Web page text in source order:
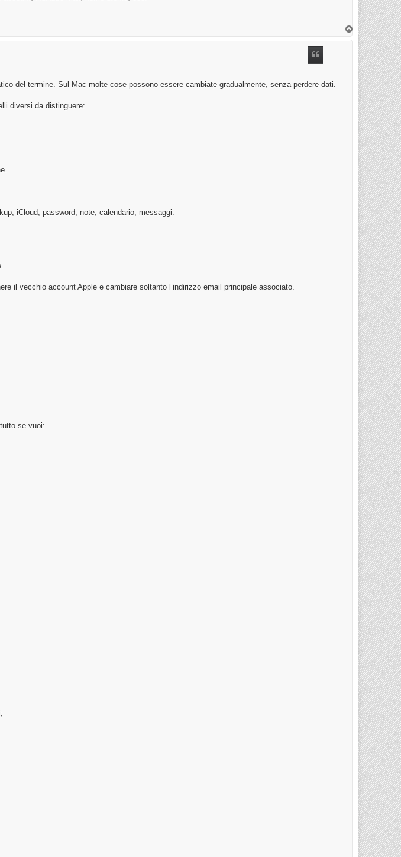
del termine. Sul Mac molte cose possono essere cambiate gradualmente, senza perdere dati.
diversi da distinguere:
iCloud, password, note, calendario, messaggi.
il vecchio account Apple e cambiare soltanto l’indirizzo email principale associato.
se vuoi: